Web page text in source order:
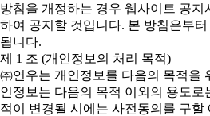
방침을 개정하는 경우 웹사이트 공지
하여 공지할 것입니다. 본 방침은부터
됩니다.
제 1 조 (개인정보의 처리 목적)
㈜연우는 개인정보를 다음의 목적을
인정보는 다음의 목적 이외의 용도로
적이 변경될 시에는 사전동의를 구할